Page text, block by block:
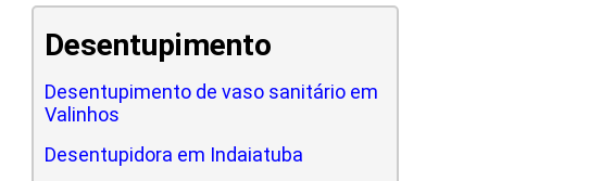
Desentupimento
Desentupimento de vaso sanitário em
Valinhos
Desentupidora em Indaiatuba